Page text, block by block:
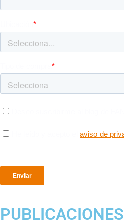
PUBLICACIONES